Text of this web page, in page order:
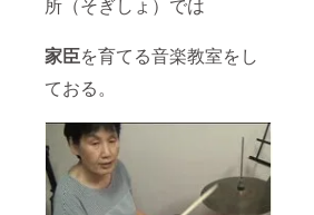
所（そぎしょ）では
家臣を育てる音楽教室をし
ておる。